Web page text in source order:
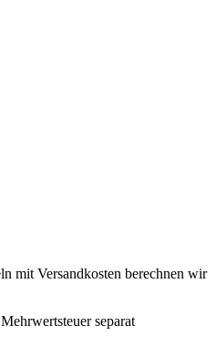
mit Versandkosten berechnen wir
separat